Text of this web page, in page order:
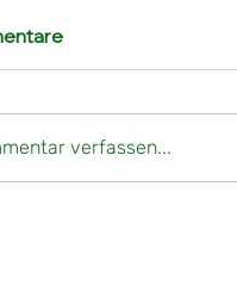
verfassen...